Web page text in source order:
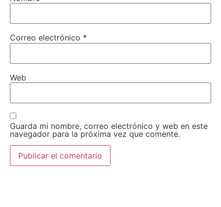
Correo electrónico *
Web
Guarda mi nombre, correo electrónico y web en este
navegador para la próxima vez que comente.